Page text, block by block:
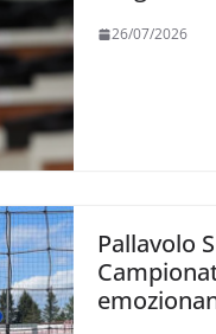
26/07/2026
Pallavolo